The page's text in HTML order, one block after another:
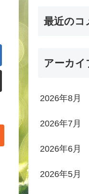
最近のコ
アーカイ
2026年8月
2026年7月
2026年6月
2026年5月